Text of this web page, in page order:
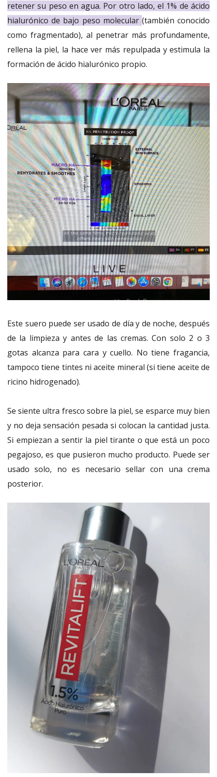
retener su peso en agua. Por otro lado, el 1% de ácido
hialurónico de bajo peso molecular (también conocido
como fragmentado), al penetrar más profundamente,
rellena la piel, la hace ver más repulpada y estimula la
formación de ácido hialurónico propio.
Este suero puede ser usado de día y de noche, después
de la limpieza y antes de las cremas. Con solo 2 o 3
gotas alcanza para cara y cuello. No tiene fragancia,
tampoco tiene tintes ni aceite mineral (si tiene aceite de
ricino hidrogenado).
Se siente ultra fresco sobre la piel, se esparce muy bien
y no deja sensación pesada si colocan la cantidad justa.
Si empiezan a sentir la piel tirante o que está un poco
pegajoso, es que pusieron mucho producto. Puede ser
usado solo, no es necesario sellar con una crema
posterior.